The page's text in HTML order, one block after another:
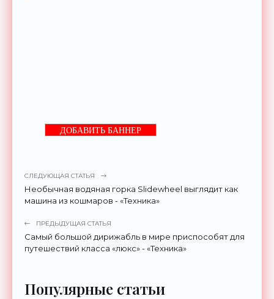
ДОБАВИТЬ БАННЕР
СЛЕДУЮЩАЯ СТАТЬЯ
Необычная водяная горка Slidewheel выглядит как
машина из кошмаров - «Техника»
ПРЕДЫДУЩАЯ СТАТЬЯ
Самый большой дирижабль в мире приспособят для
путешествий класса «люкс» - «Техника»
Популярные статьи